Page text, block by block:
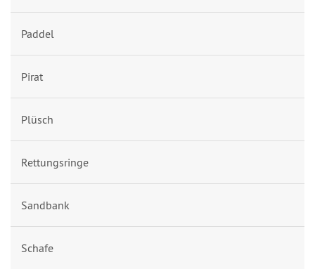
Paddel
Pirat
Plüsch
Rettungsringe
Sandbank
Schafe